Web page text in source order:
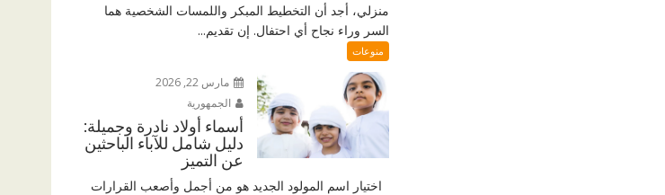
منزلي، أجد أن التخطيط المبكر واللمسات الشخصية هما
السر وراء نجاح أي احتفال. إن تقديم...
منوعات
مارس 22, 2026
الجمهورية
أسماء أولاد نادرة وجميلة:
دليل شامل للآباء الباحثين
عن التميز
اختيار اسم المولود الجديد هو من أجمل وأصعب القرارات